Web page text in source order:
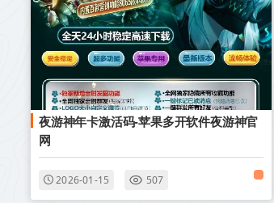
夜游神年卡激活码-苹果多开软件夜游神官
网
2026-01-15 507